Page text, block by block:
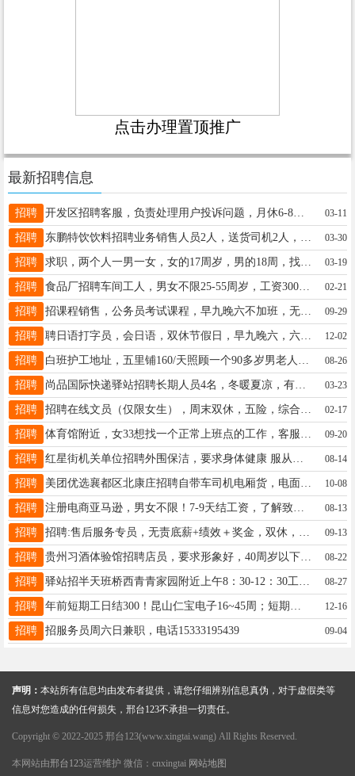
点击办理置顶推广
最新招聘信息
招聘 开发区招聘客服，负责处理用户投诉问题，月休6-8天，薪资3500，有客服相关工作经验者优先，15194933334微 03-11
招聘 03-30
招聘 求职，两个人一男一女，女的17周岁，男的18周，找长期工，联系电话15732929063 03-19
招聘 食品厂招聘车间工人，男女不限25-55周岁，工资3000-6000左右，公休四天，电话15731910892 同号 02-21
招聘 招课程销售，公务员考试课程，早九晚六不加班，无责4000加提成，居然之家写字楼13739803105 09-29
招聘 聘日语打字员，会日语，双休节假日，早九晚六，六险，同 18632981630 12-02
招聘 08-26
招聘 尚品国际快递驿站招聘长期人员4名，冬暖夏凉，有经验者优先。电话微信同号！1510339881018231900255 03-23
招聘 02-17
招聘 09-20
招聘 08-14
招聘 10-08
招聘 注册电商亚马逊，男女不限！7-9天结工资，了解致电19203692435 08-13
招聘 09-13
招聘 贵州习酒体验馆招聘店员，要求形象好，40周岁以下吃苦耐劳，待遇优厚18875760116 08-22
招聘 08-27
招聘 12-16
招聘 招服务员周六日兼职，电话15333195439 09-04
声明： 本站所有信息均由发布者提供，请您仔细辨别信息真伪，对于虚假类等
信息对您造成的任何损失，邢台123不承担一切责任。
Copyright © 2022-2025 邢台123(www.xingtai.wang) All Rights Reserved.
本网站由邢台123运营维护 微信：cnxingtai 网站地图